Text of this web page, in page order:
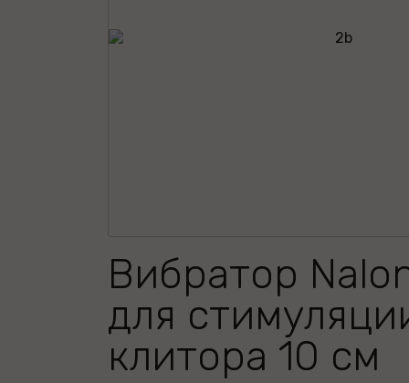
Вибратор
для
клитора 10 см